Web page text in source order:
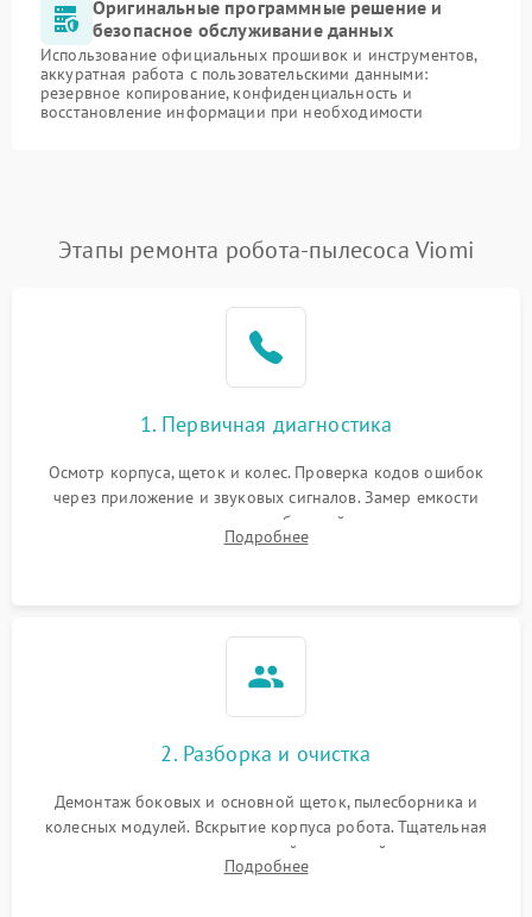
Оригинальные программные решение и
безопасное обслуживание данных
Использование официальных прошивок и инструментов,
аккуратная работа с пользовательскими данными:
резервное копирование, конфиденциальность и
восстановление информации при необходимости
Этапы ремонта робота-пылесоса Viomi
1. Первичная диагностика
Осмотр корпуса, щеток и колес. Проверка кодов ошибок
через приложение и звуковых сигналов. Замер емкости
аккумулятора и тестирование базовой станции зарядки.
Оценка работы лидара, бампера и датчиков падения для
Подробнее
2. Разборка и очистка
Демонтаж боковых и основной щеток, пылесборника и
колесных модулей. Вскрытие корпуса робота. Тщательная
очистка внутренних полостей, шестерней и плат от
скопившейся пыли, волос и шерсти животных с
Подробнее